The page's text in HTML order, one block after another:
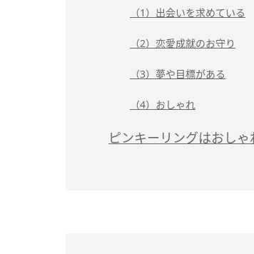
（1）出会いを求めている
（2）恋愛成就のお守り
（3）夢や目標がある
（4）おしゃれ
ピンキーリングはおし